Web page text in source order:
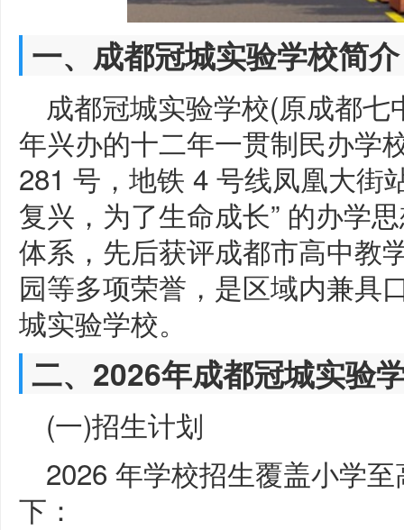
一、成都冠城实验学校简介
成都冠城实验学校(原成都
年兴办的十二年一贯制民办学
281 号，地铁 4 号线凤凰大街
复兴，为了生命成长” 的办学
体系，先后获评成都市高中教
园等多项荣誉，是区域内兼具
城实验学校。
二、2026年成都冠城实验
(一)招生计划
2026 年学校招生覆盖小学
下：